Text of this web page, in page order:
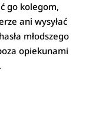
go kolegom,
ani wysyłać
młodszego
opiekunami